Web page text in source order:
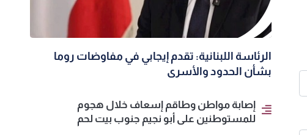
الرئاسة اللبنانية: تقدم إيجابي في مفاوضات روما
بشأن الحدود والأسرى
إصابة مواطن وطاقم إسعاف خلال هجوم
للمستوطنين على أبو نجيم جنوب بيت لحم